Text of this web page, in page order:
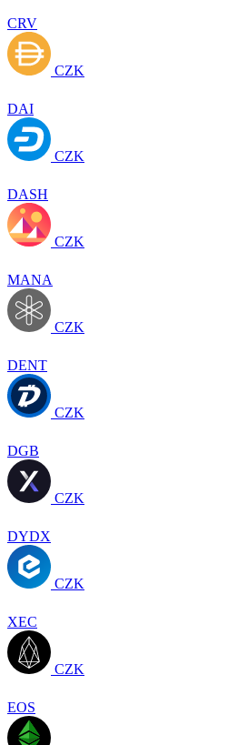
CRV
CZK
DAI
CZK
DASH
CZK
MANA
CZK
DENT
CZK
DGB
CZK
DYDX
CZK
XEC
CZK
EOS